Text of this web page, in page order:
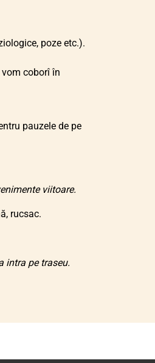
poze etc.).
coborî în
pauzele de pe
viitoare.
rucsac.
intra pe traseu.